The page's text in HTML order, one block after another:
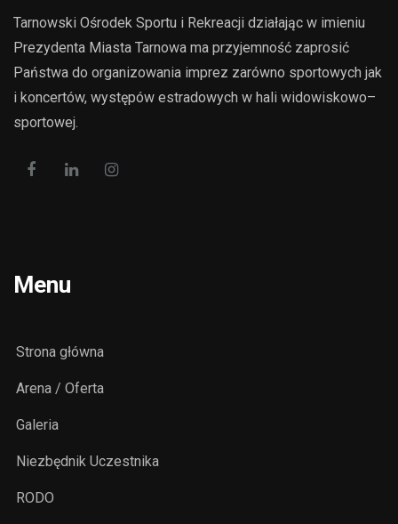
Tarnowski Ośrodek Sportu i Rekreacji działając w imieniu
Prezydenta Miasta Tarnowa ma przyjemność zaprosić
Państwa do organizowania imprez zarówno sportowych jak
i koncertów, występów estradowych w hali widowiskowo–
sportowej.
Menu
Strona główna
Arena / Oferta
Galeria
Niezbędnik Uczestnika
RODO